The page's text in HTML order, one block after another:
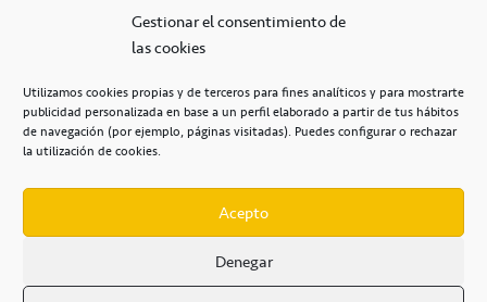
Gestionar el consentimiento de
las cookies
Utilizamos cookies propias y de terceros para fines analíticos y para mostrarte
publicidad personalizada en base a un perfil elaborado a partir de tus hábitos
de navegación (por ejemplo, páginas visitadas). Puedes configurar o rechazar
la utilización de cookies.
Acepto
Denegar
secretaria@cbcanarias.es
+34 922 253 684
Casa del Deporte / 38108 – La Laguna
POLÍTICA DE PRIVACIDAD / POLÍTICA DE COOKIES /